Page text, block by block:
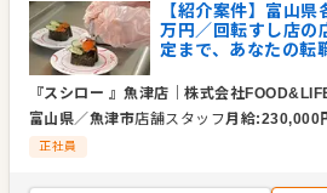
【紹介案件】富山
万円／回転すし店の
定まで、あなたの転
『スシロー 』魚津店 ｜株式会社
富山県／魚津市店舗スタッフ月給:230,000
正社員